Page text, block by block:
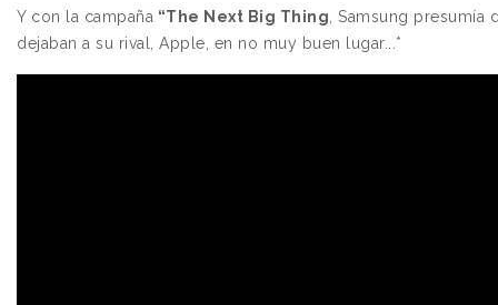
Y con la campaña “The Next Big Thing , Samsung presumía
dejaban a su rival, Apple, en no muy buen lugar...*